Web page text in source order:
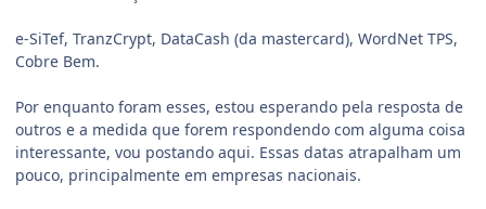
e-SiTef, TranzCrypt, DataCash (da mastercard), WordNet TPS,
Cobre Bem.
Por enquanto foram esses, estou esperando pela resposta de
outros e a medida que forem respondendo com alguma coisa
interessante, vou postando aqui. Essas datas atrapalham um
pouco, principalmente em empresas nacionais.